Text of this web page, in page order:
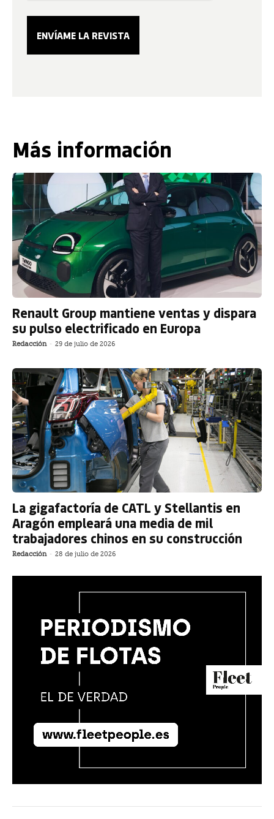
Más información
Renault Group mantiene ventas y dispara
su pulso electrificado en Europa
Redacción - 29 de julio de 2026
La gigafactoría de CATL y Stellantis en
Aragón empleará una media de mil
trabajadores chinos en su construcción
Redacción - 28 de julio de 2026